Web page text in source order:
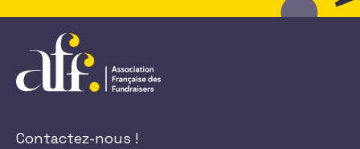
Contactez-nous !